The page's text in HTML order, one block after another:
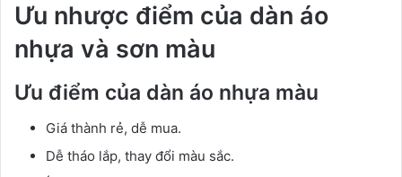
Ưu nhược điểm của dàn áo
nhựa và sơn màu
Ưu điểm của dàn áo nhựa màu
Giá thành rẻ, dễ mua.
Dễ tháo lắp, thay đổi màu sắc.